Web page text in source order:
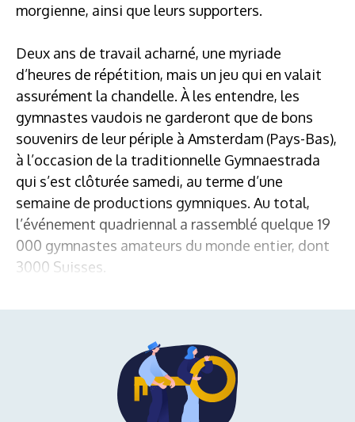
morgienne, ainsi que leurs supporters.
Deux ans de travail acharné, une myriade
d’heures de répétition, mais un jeu qui en valait
assurément la chandelle. À les entendre, les
gymnastes vaudois ne garderont que de bons
souvenirs de leur périple à Amsterdam (Pays-Bas),
à l’occasion de la traditionnelle Gymnaestrada
qui s’est clôturée samedi, au terme d’une
semaine de productions gymniques. Au total,
l’événement quadriennal a rassemblé quelque 19
000 gymnastes amateurs du monde entier, dont
3000 Suisses.